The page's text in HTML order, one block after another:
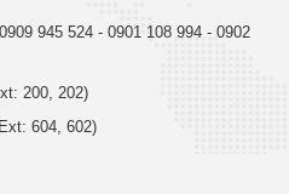
945 524 - 0901 108 994 - 0902
200, 202)
604, 602)